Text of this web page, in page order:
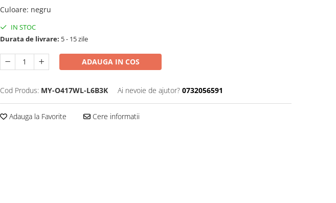
Culoare: negru
IN STOC
Durata de livrare: 5 - 15 zile
ADAUGA IN COS
Cod Produs: MY-O417WL-L6B3K Ai nevoie de ajutor? 0732056591
Adauga la Favorite Cere informatii